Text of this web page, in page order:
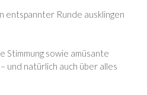
entspannter Runde ausklingen
Stimmung sowie amüsante
und natürlich auch über alles